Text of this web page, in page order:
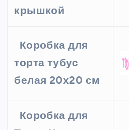
крышкой
Коробка для
торта тубус
белая 20х20 см
Коробка для